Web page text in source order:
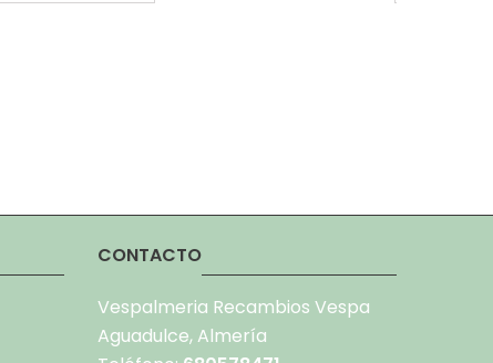
CONTACTO
Vespalmeria Recambios Vespa
Aguadulce, Almería